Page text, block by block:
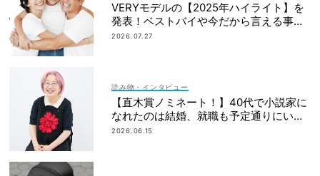
VERYモデルの【2025年ハイライト】を
発表！ベストバイや今だから言える事件
簿も大公開
2026.07.27
読み物・インタビュー
【直木賞ノミネート！】40代で小説家に
なれたのは結婚、就職も予定通りにいか
なかったから｜朝倉かすみさん
2026.06.15